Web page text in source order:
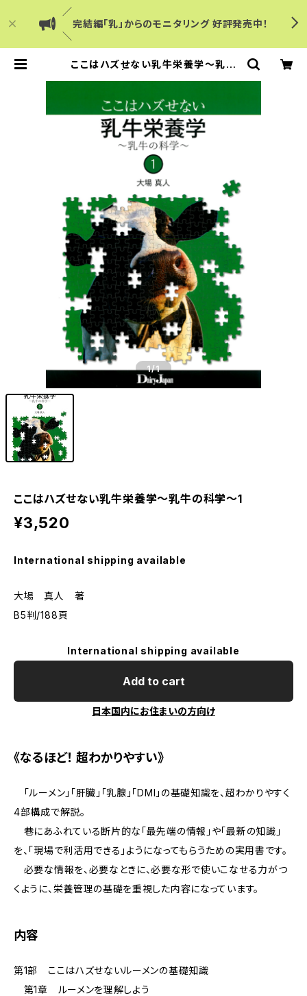
／
完結編「乳」からのモニタリング 好評発売中！
＼
ここはハズせない乳牛栄養学～乳牛
1/1
ここはハズせない乳牛栄養学～乳牛の科学～1
¥3,520
International shipping available
大場 真人 著
B5判/188頁
International shipping available
Add to cart
日本国内にお住まいの方向け
《なるほど！ 超わかりやすい》
「ルーメン」「肝臓」「乳腺」「DMI」の基礎知識を、超わかりやすく
4部構成で解説。
巷にあふれている断片的な「最先端の情報」や「最新の知識」
を、「現場で利活用できる」ようになってもらうための実用書です。
必要な情報を、必要なときに、必要な形で使いこなせる力がつ
くように、栄養管理の基礎を重視した内容になっています。
内容
第1部 ここはハズせないルーメンの基礎知識
第1章 ルーメンを理解しよう